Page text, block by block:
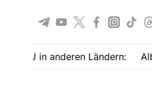
UOJ in anderen Ländern: